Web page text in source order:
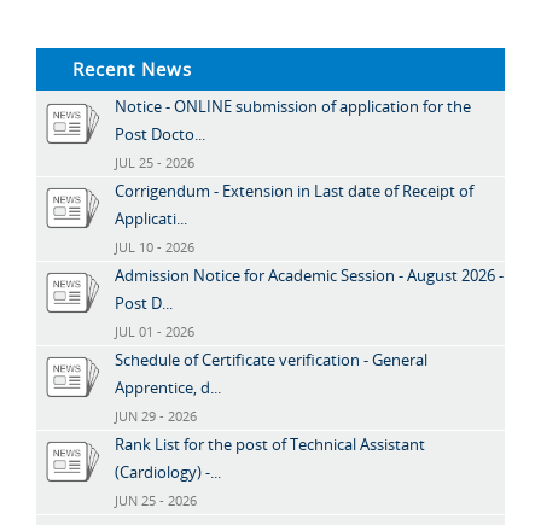
Recent News
Notice - ONLINE submission of application for the
Post Docto...
JUL 25 - 2026
Corrigendum - Extension in Last date of Receipt of
Applicati...
JUL 10 - 2026
Admission Notice for Academic Session - August 2026 -
Post D...
JUL 01 - 2026
Schedule of Certificate verification - General
Apprentice, d...
JUN 29 - 2026
Rank List for the post of Technical Assistant
(Cardiology) -...
JUN 25 - 2026